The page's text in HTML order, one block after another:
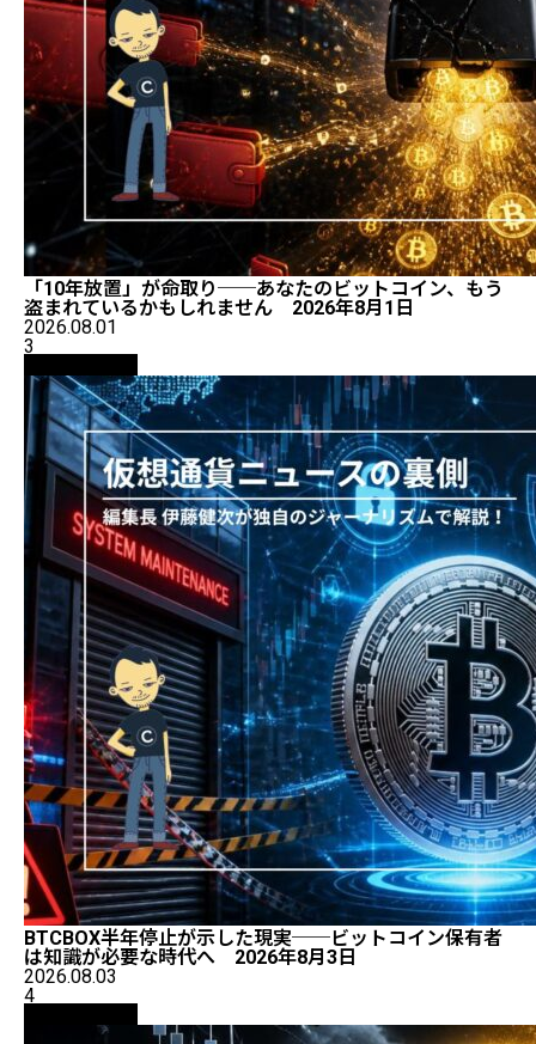
「10年放置」が命取り──あなたのビットコイン、もう
盗まれているかもしれません 2026年8月1日
2026.08.01
3
BTCBOX半年停止が示した現実──ビットコイン保有者
は知識が必要な時代へ 2026年8月3日
2026.08.03
4